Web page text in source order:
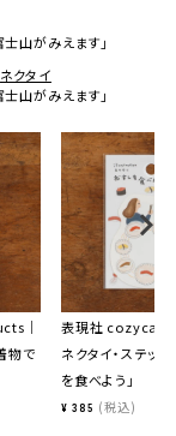
山がみえます」
ネクタイ
山がみえます」
｜
物で
表現社 cozyca
ネクタイ・ステッ
を食べよう」
¥ 385 税込